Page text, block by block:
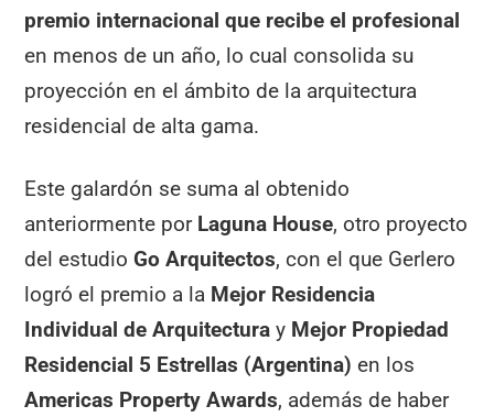
premio internacional que recibe el profesional
en menos de un año, lo cual consolida su
proyección en el ámbito de la arquitectura
residencial de alta gama.
Este galardón se suma al obtenido
anteriormente por Laguna House, otro proyecto
del estudio Go Arquitectos, con el que Gerlero
logró el premio a la Mejor Residencia
Individual de Arquitectura y Mejor Propiedad
Residencial 5 Estrellas (Argentina) en los
Americas Property Awards, además de haber